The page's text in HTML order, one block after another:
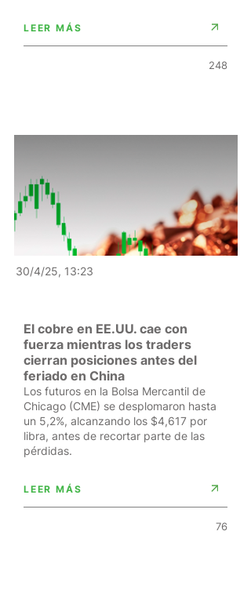
LEER MÁS
248
30/4/25, 13:23
El cobre en EE.UU. cae con
fuerza mientras los traders
cierran posiciones antes del
feriado en China
Los futuros en la Bolsa Mercantil de
Chicago (CME) se desplomaron hasta
un 5,2%, alcanzando los $4,617 por
libra, antes de recortar parte de las
pérdidas.
LEER MÁS
76